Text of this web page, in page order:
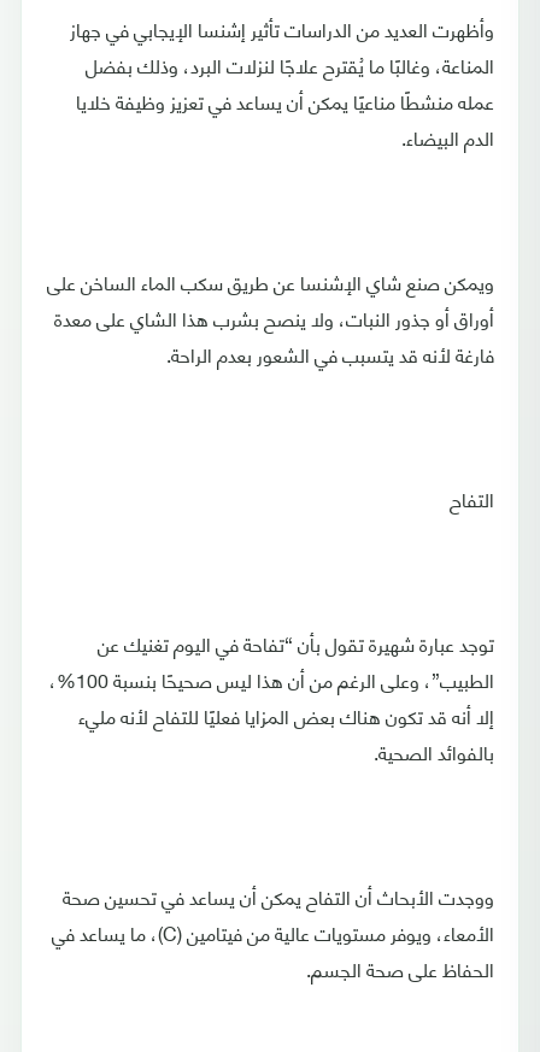
وأظهرت العديد من الدراسات تأثير إشنسا الإيجابي في جهاز
المناعة، وغالبًا ما يُقترح علاجًا لنزلات البرد، وذلك بفضل
عمله منشطًا مناعيًا يمكن أن يساعد في تعزيز وظيفة خلايا
الدم البيضاء.
ويمكن صنع شاي الإشنسا عن طريق سكب الماء الساخن على
أوراق أو جذور النبات، ولا ينصح بشرب هذا الشاي على معدة
فارغة لأنه قد يتسبب في الشعور بعدم الراحة.
التفاح
توجد عبارة شهيرة تقول بأن “تفاحة في اليوم تغنيك عن
الطبيب”، وعلى الرغم من أن هذا ليس صحيحًا بنسبة 100%،
إلا أنه قد تكون هناك بعض المزايا فعليًا للتفاح لأنه مليء
بالفوائد الصحية.
ووجدت الأبحاث أن التفاح يمكن أن يساعد في تحسين صحة
الأمعاء، ويوفر مستويات عالية من فيتامين (C)، ما يساعد في
الحفاظ على صحة الجسم.